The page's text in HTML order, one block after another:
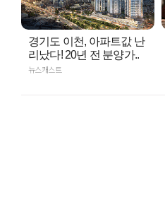
경기도 이천, 아파트값 난
리났다! 20년 전 분양가..
뉴스캐스트